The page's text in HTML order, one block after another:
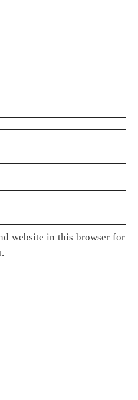
website in this browser for